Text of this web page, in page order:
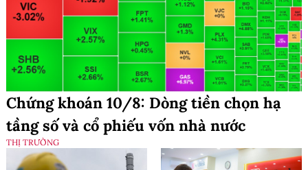
Chứng khoán 10/8: Dòng tiền chọn hạ
tầng số và cổ phiếu vốn nhà nước
THỊ TRƯỜNG